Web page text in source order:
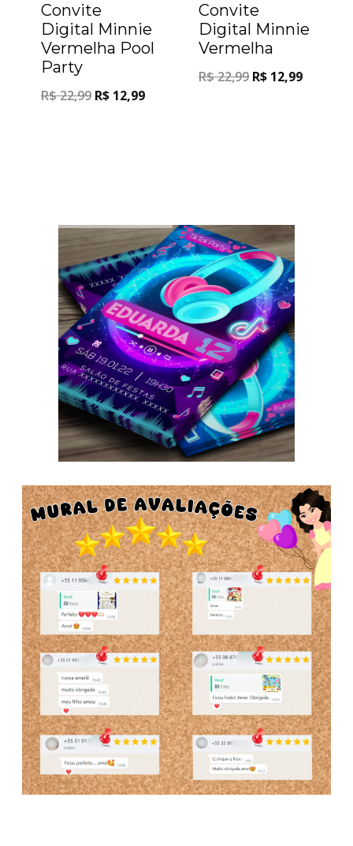
Convite
Digital Minnie
Vermelha Pool
Party
R$22,99 R$ 12,99
Convite
Digital Minnie
Vermelha
R$22,99 R$ 12,99